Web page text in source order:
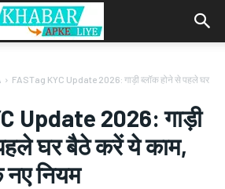
FASTag KYC Update 2026: गाड़ी ब्लॉक होने से पहले घर
Update 2026: गाड़ी
घर बैठे करें ये काम,
नियम